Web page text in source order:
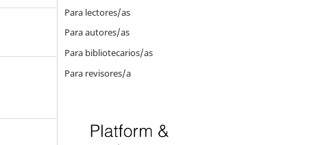
Para lectores/as
Para autores/as
Para bibliotecarios/as
Para revisores/a